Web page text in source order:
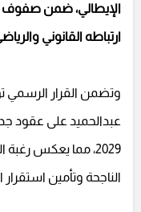
الإيطالي، ضمن صفوف
ارتباطه القانوني
وتضمن القرار الرسمي
عبدالحميد على عقود
2029، مما يعكس
الناجحة وتأمين